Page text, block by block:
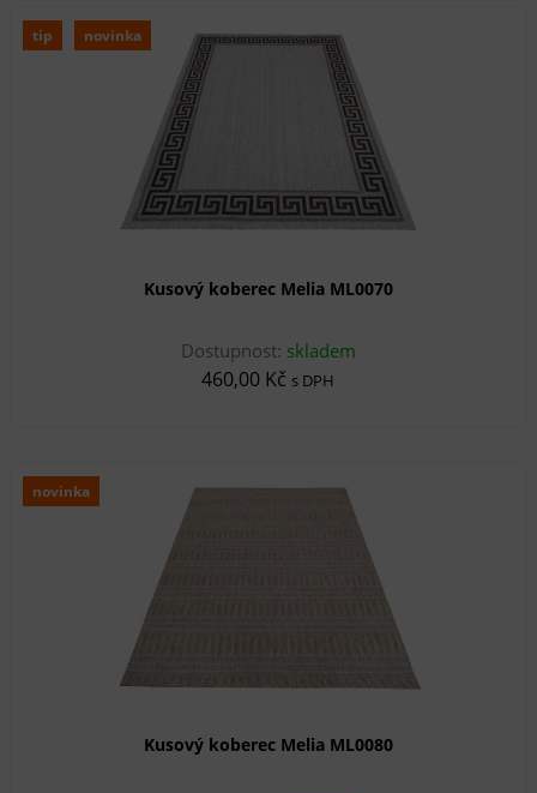
tip novinka
Kusový koberec Melia ML0070
Dostupnost: skladem
460,00 Kč s DPH
novinka
Kusový koberec Melia ML0080